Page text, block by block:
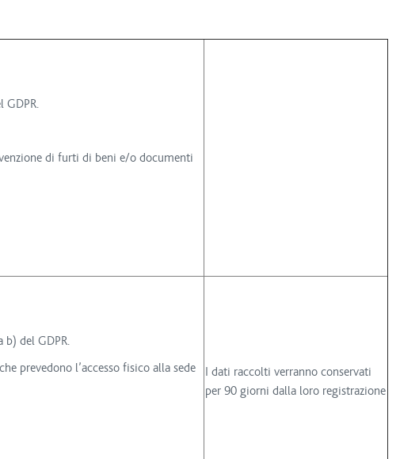
GDPR.
di furti di beni e/o documenti
del GDPR.
prevedono l’accesso fisico alla sede
I dati raccolti verranno conservati
per 90 giorni dalla loro registrazione